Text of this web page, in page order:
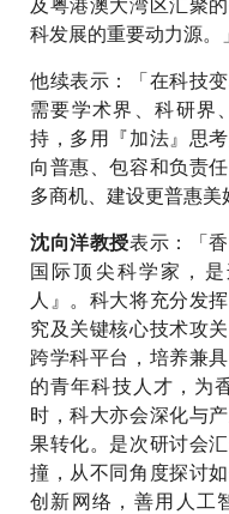
科发展的重要动力源。」
他续表示：「在科技
需要学术界、科研界
持，多用『加法』思
向普惠、包容和负责
多商机、建设更普惠美
沈向洋教授表示：「
国际顶尖科学家，
人』。科大将充分发
究及关键核心技术攻
跨学科平台，培养兼
的青年科技人才，为
时，科大亦会深化与
果转化。是次研讨会
撞，从不同角度探讨
创新网络，善用人工